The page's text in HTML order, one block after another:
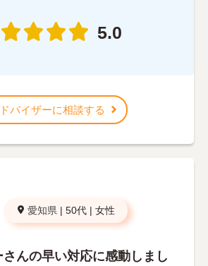
5.0
バイザーに相談する
愛知県 | 50代 | 女性
んの早い対応に感動しまし